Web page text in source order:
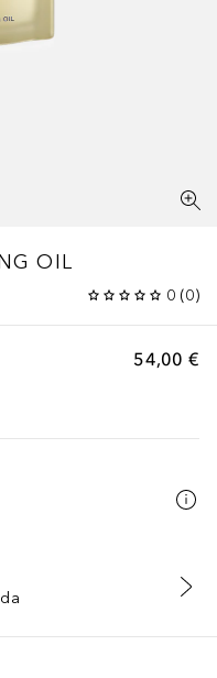
OIL
0 (0)
54,00 €